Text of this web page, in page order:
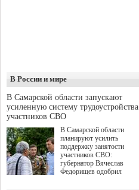
В России и мире
В Самарской области запускают
усиленную систему трудоустройства
участников СВО
В Самарской области
планируют усилить
поддержку занятости
участников СВО:
губернатор Вячеслав
Федорищев одобрил